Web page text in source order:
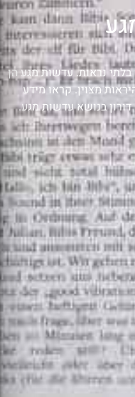
בלתי נראות. עדשות מגע הן
מצוין. קראו מידע
בנושא עדשות מגע.